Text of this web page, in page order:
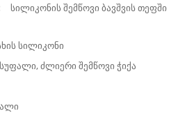
სილიკონის შემწოვი ბავშვის თეფში
სილიკონი
ძლიერი შემწოვი ჭიქა